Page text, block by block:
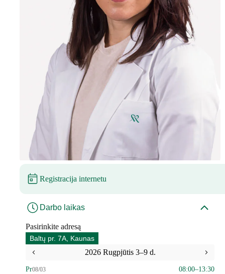
Registracija internetu
Darbo laikas
Pasirinkite adresą
Baltų pr. 7A, Kaunas
2026 Rugpjūtis 3–9 d.
Pr08/03 08:00–13:30